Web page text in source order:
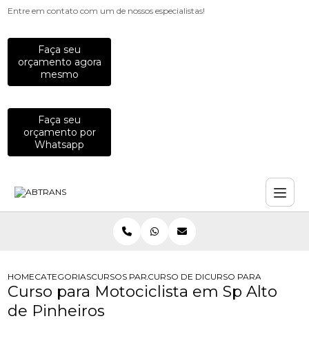
Entre em contato com um de nossos especialistas!
Faça seu
orçamento agora
mesmo
Faça seu
orçamento por
Whatsapp
HOMECATEGORIASCURSOS PARA MOTOCICLISTAS
CURSO DE DIRECAO PREVENTIVA
CURSO PARA
Curso para Motociclista em Sp Alto
de Pinheiros